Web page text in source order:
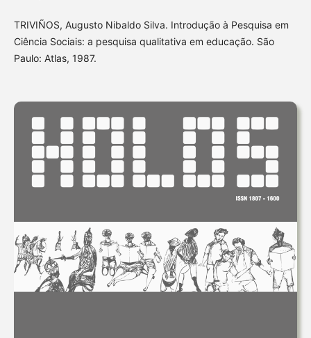
TRIVIÑOS, Augusto Nibaldo Silva. Introdução à Pesquisa em
Ciência Sociais: a pesquisa qualitativa em educação. São
Paulo: Atlas, 1987.